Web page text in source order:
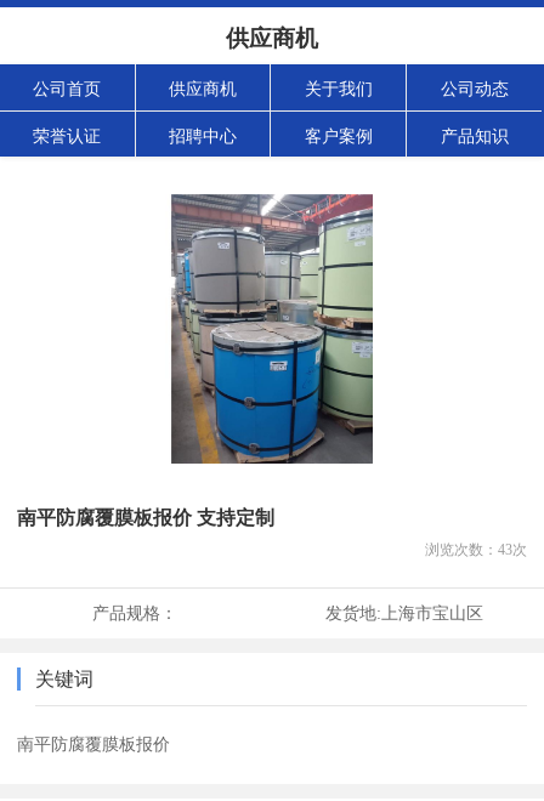
供应商机
公司首页 供应商机 关于我们 公司动态
荣誉认证 招聘中心 客户案例 产品知识
南平防腐覆膜板报价 支持定制
浏览次数： 43次
产品规格： 发货地: 上海市宝山区
关键词
南平防腐覆膜板报价